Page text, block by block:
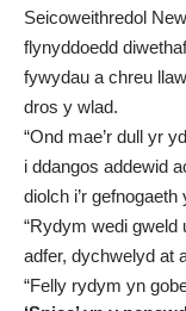
Seicoweithredol
flynyddoedd
fywydau a chreu
dros y wlad.
“Ond mae’r dull yr
i ddangos addewid
diolch i’r gefnogaeth
“Rydym wedi gweld
adfer, dychwelyd at
“Felly rydym yn